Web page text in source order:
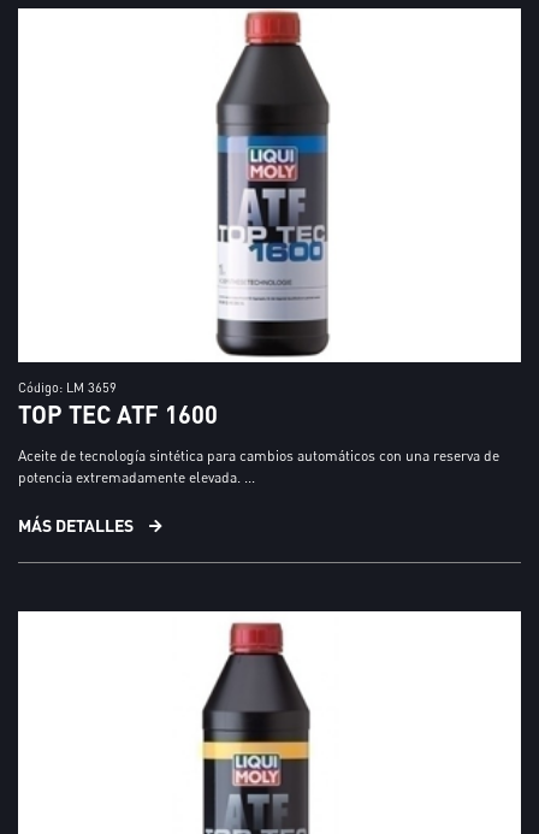
Código: LM 3659
TOP TEC ATF 1600
Aceite de tecnología sintética para cambios automáticos con una reserva de
potencia extremadamente elevada. ...
MÁS DETALLES